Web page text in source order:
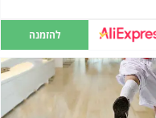
להזמנה